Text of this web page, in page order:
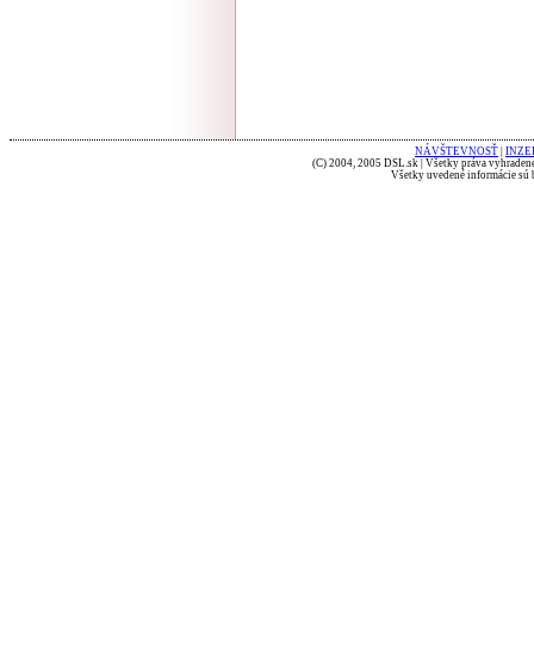
NÁVŠTEVNOSŤ
(C) 2004, 2005 DSL.sk | Všetky práva
Všetky uvedené informácie sú